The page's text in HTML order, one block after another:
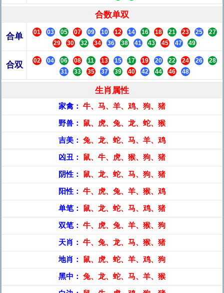
合数单双
合单 01 03 05 07 09 10 12 14 16 18 21 23 25
27
29
30 32 34 36 38 41 43 45 47 49
合双 02 04 06 08 11 13 15 17 19 20 22 24 26
28
31
33 35 37 39 40 42 44 46 48
生肖属性
家禽： 牛、马、羊、鸡、狗、猪
野兽： 鼠、虎、兔、龙、蛇、猴
吉美： 兔、龙、蛇、马、羊、鸡
凶丑： 鼠、牛、虎、猴、狗、猪
阴性： 鼠、龙、蛇、马、狗、猪
阳性： 牛、虎、兔、羊、猴、鸡
单笔： 鼠、龙、蛇、马、鸡、猪
双笔： 牛、虎、兔、羊、猴、狗
天肖： 牛、兔、龙、马、猴、猪
地肖： 鼠、虎、蛇、羊、鸡、狗
黑中： 兔、龙、蛇、马、羊、猴